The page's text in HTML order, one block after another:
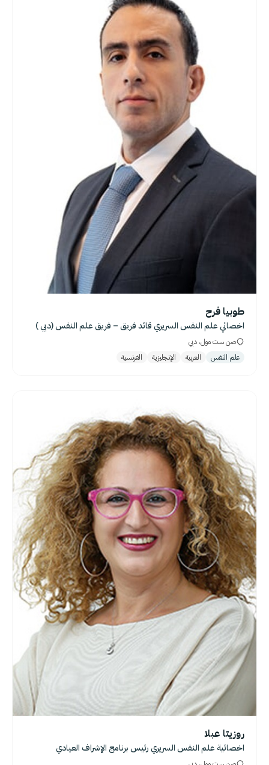
طوبيا فرح
اخصائي علم النفس السريري قائد فريق – فريق علم النفس (دبي )
صن ست مول، دبي
علم النفس
العربية الإنجليزية الفرنسية
روزيتا عبلا
اخصائية علم النفس السريري رئيس برنامج الإشراف العيادي